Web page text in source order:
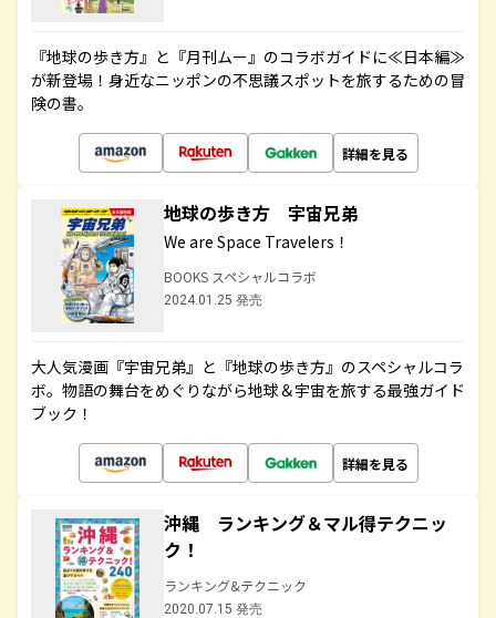
『地球の歩き方』と『月刊ムー』のコラボガイドに≪日本編≫
が新登場！身近なニッポンの不思議スポットを旅するための冒
険の書。
詳細を見る
地球の歩き方 宇宙兄弟
We are Space Travelers！
BOOKS スペシャルコラボ
2024.01.25 発売
大人気漫画『宇宙兄弟』と『地球の歩き方』のスペシャルコラ
ボ。物語の舞台をめぐりながら地球＆宇宙を旅する最強ガイド
ブック！
詳細を見る
沖縄 ランキング＆マル得テクニッ
ク！
ランキング&テクニック
2020.07.15 発売